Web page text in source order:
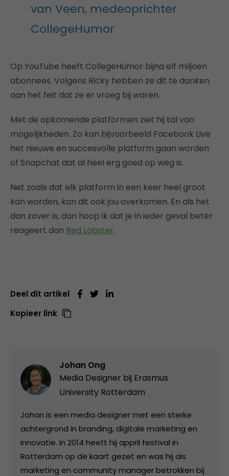
van Veen, medeoprichter
CollegeHumor
Op YouTube heeft CollegeHumor bijna elf miljoen
abonnees. Volgens Ricky hebben ze dit te danken
aan het feit dat ze er vroeg bij waren.
Met de opkomende platformen ziet hij tal van
mogelijkheden. Zo kan bijvoorbeeld Facebook Live
het nieuwe en succesvolle platform gaan worden
of Snapchat dat al heel erg goed op weg is.
Net zoals dat elk platform in een keer heel groot
kan worden, kan dit ook jou overkomen. En als het
dan zover is, dan hoop ik dat je in ieder geval beter
reageert dan Red Lobster.
Deel dit artikel
Kopieer link
Johan Ong
Media Designer bij Erasmus
University Rotterdam
Johan is een media designer met een sterke
achtergrond in branding, digitale marketing en
innovatie. In 2014 heeft hij appril festival in
Rotterdam op de kaart gezet en was hij als
marketing en community manager betrokken bij